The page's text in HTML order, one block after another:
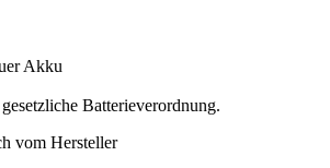
Akku
Batterieverordnung.
vom Hersteller